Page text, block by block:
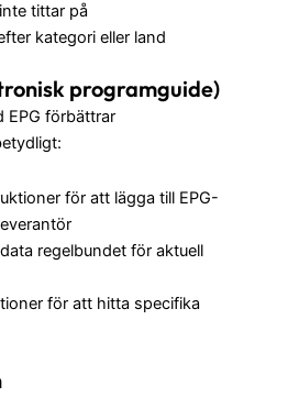
tittar på
kategori eller land
programguide)
EPG förbättrar
för att lägga till EPG-
regelbundet för aktuell
för att hitta specifika